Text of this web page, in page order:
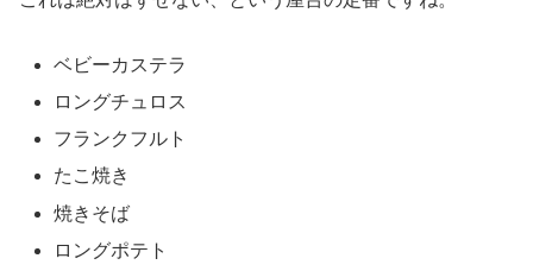
ベビーカステラ
ロングチュロス
フランクフルト
たこ焼き
焼きそば
ロングポテト